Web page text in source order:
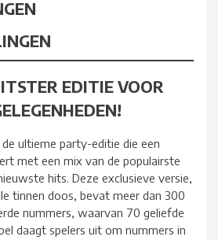
EDITIE VOOR
ultieme party-editie die een
met een mix van de populairste
hits. Deze exclusieve versie,
tinnen doos, bevat meer dan 300
nummers, waarvan 70 geliefde
daagt spelers uit om nummers in